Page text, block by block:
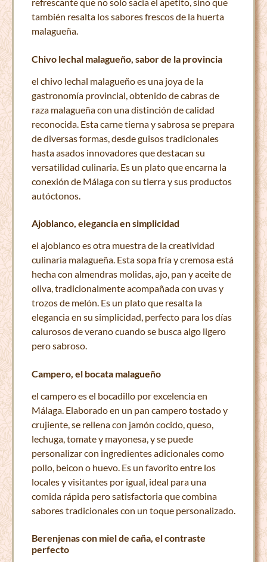
refrescante que no solo sacia el apetito, sino que
también resalta los sabores frescos de la huerta
malagueña.
Chivo lechal malagueño, sabor de la provincia
el chivo lechal malagueño es una joya de la
gastronomía provincial, obtenido de cabras de
raza malagueña con una distinción de calidad
reconocida. Esta carne tierna y sabrosa se prepara
de diversas formas, desde guisos tradicionales
hasta asados innovadores que destacan su
versatilidad culinaria. Es un plato que encarna la
conexión de Málaga con su tierra y sus productos
autóctonos.
Ajoblanco, elegancia en simplicidad
el ajoblanco es otra muestra de la creatividad
culinaria malagueña. Esta sopa fría y cremosa está
hecha con almendras molidas, ajo, pan y aceite de
oliva, tradicionalmente acompañada con uvas y
trozos de melón. Es un plato que resalta la
elegancia en su simplicidad, perfecto para los días
calurosos de verano cuando se busca algo ligero
pero sabroso.
Campero, el bocata malagueño
el campero es el bocadillo por excelencia en
Málaga. Elaborado en un pan campero tostado y
crujiente, se rellena con jamón cocido, queso,
lechuga, tomate y mayonesa, y se puede
personalizar con ingredientes adicionales como
pollo, beicon o huevo. Es un favorito entre los
locales y visitantes por igual, ideal para una
comida rápida pero satisfactoria que combina
sabores tradicionales con un toque personalizado.
Berenjenas con miel de caña, el contraste
perfecto